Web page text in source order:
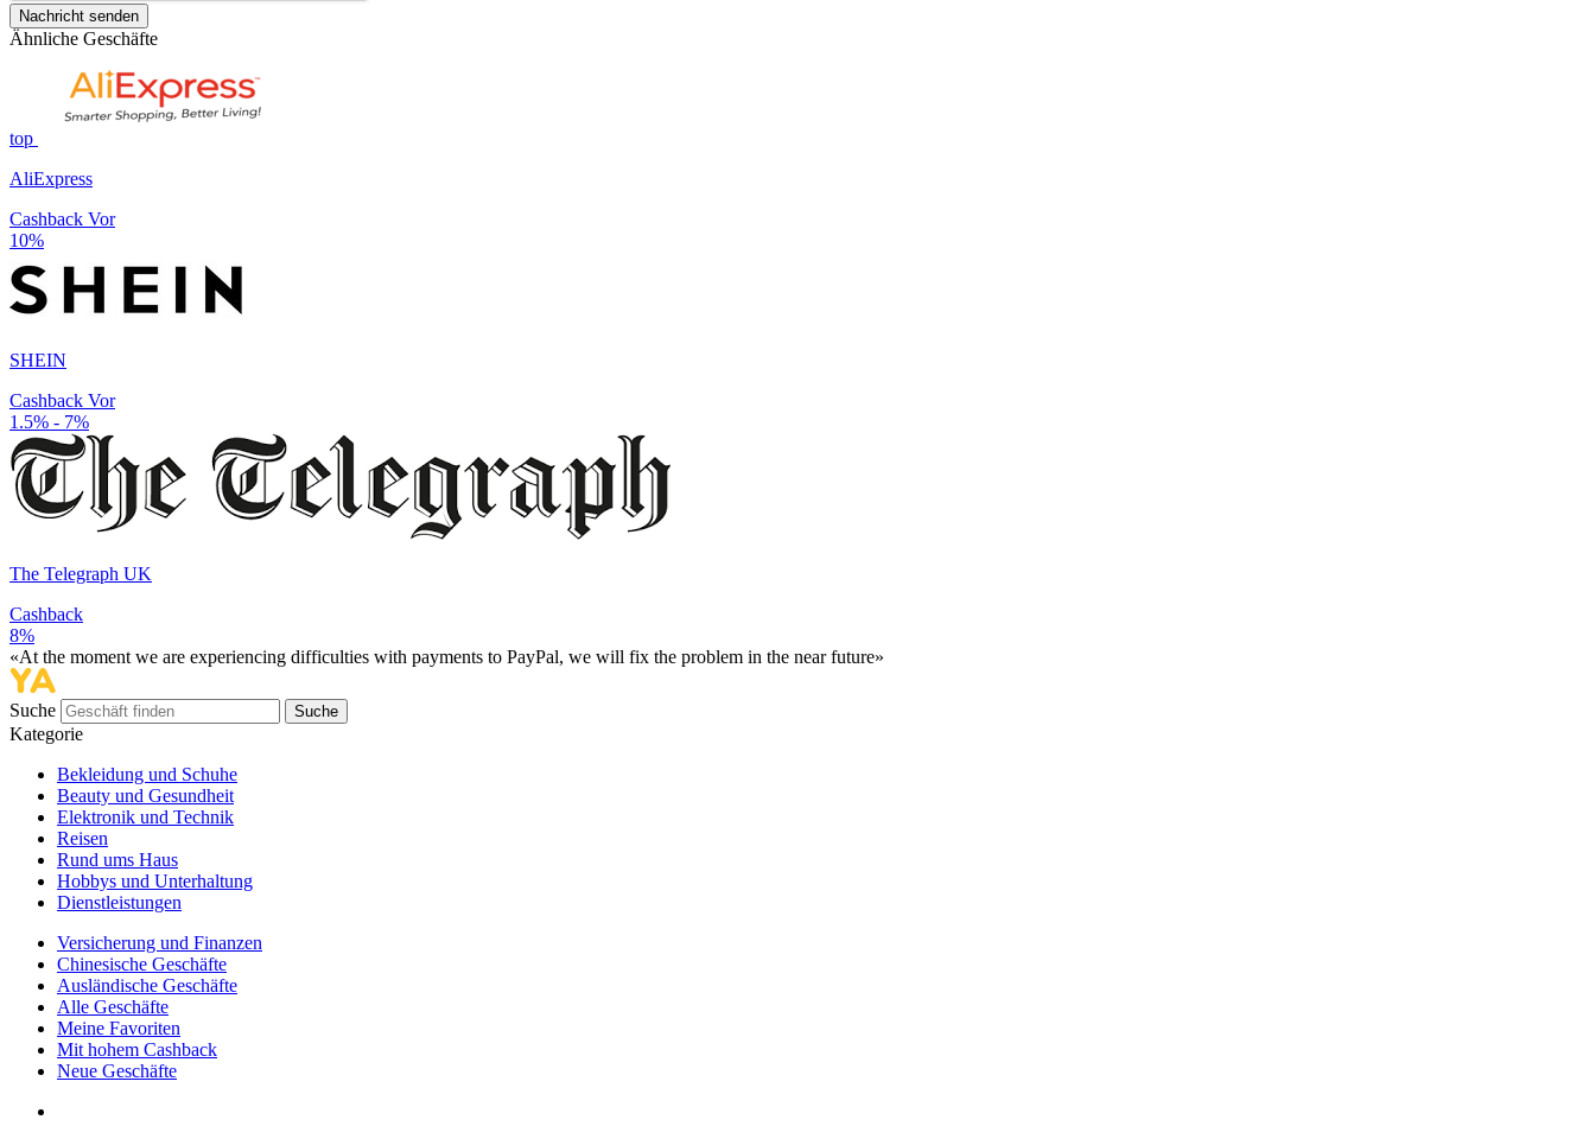
Nachricht senden
Ähnliche Geschäfte
top
AliExpress
Cashback Vor
10%
SHEIN
Cashback Vor
1.5% - 7%
The Telegraph UK
Cashback
8%
«At the moment we are experiencing difficulties with payments to PayPal, we will fix the problem in the near future»
Suche Suche
Kategorie
Bekleidung und Schuhe
Beauty und Gesundheit
Elektronik und Technik
Reisen
Rund ums Haus
Hobbys und Unterhaltung
Dienstleistungen
Versicherung und Finanzen
Chinesische Geschäfte
Ausländische Geschäfte
Alle Geschäfte
Meine Favoriten
Mit hohem Cashback
Neue Geschäfte